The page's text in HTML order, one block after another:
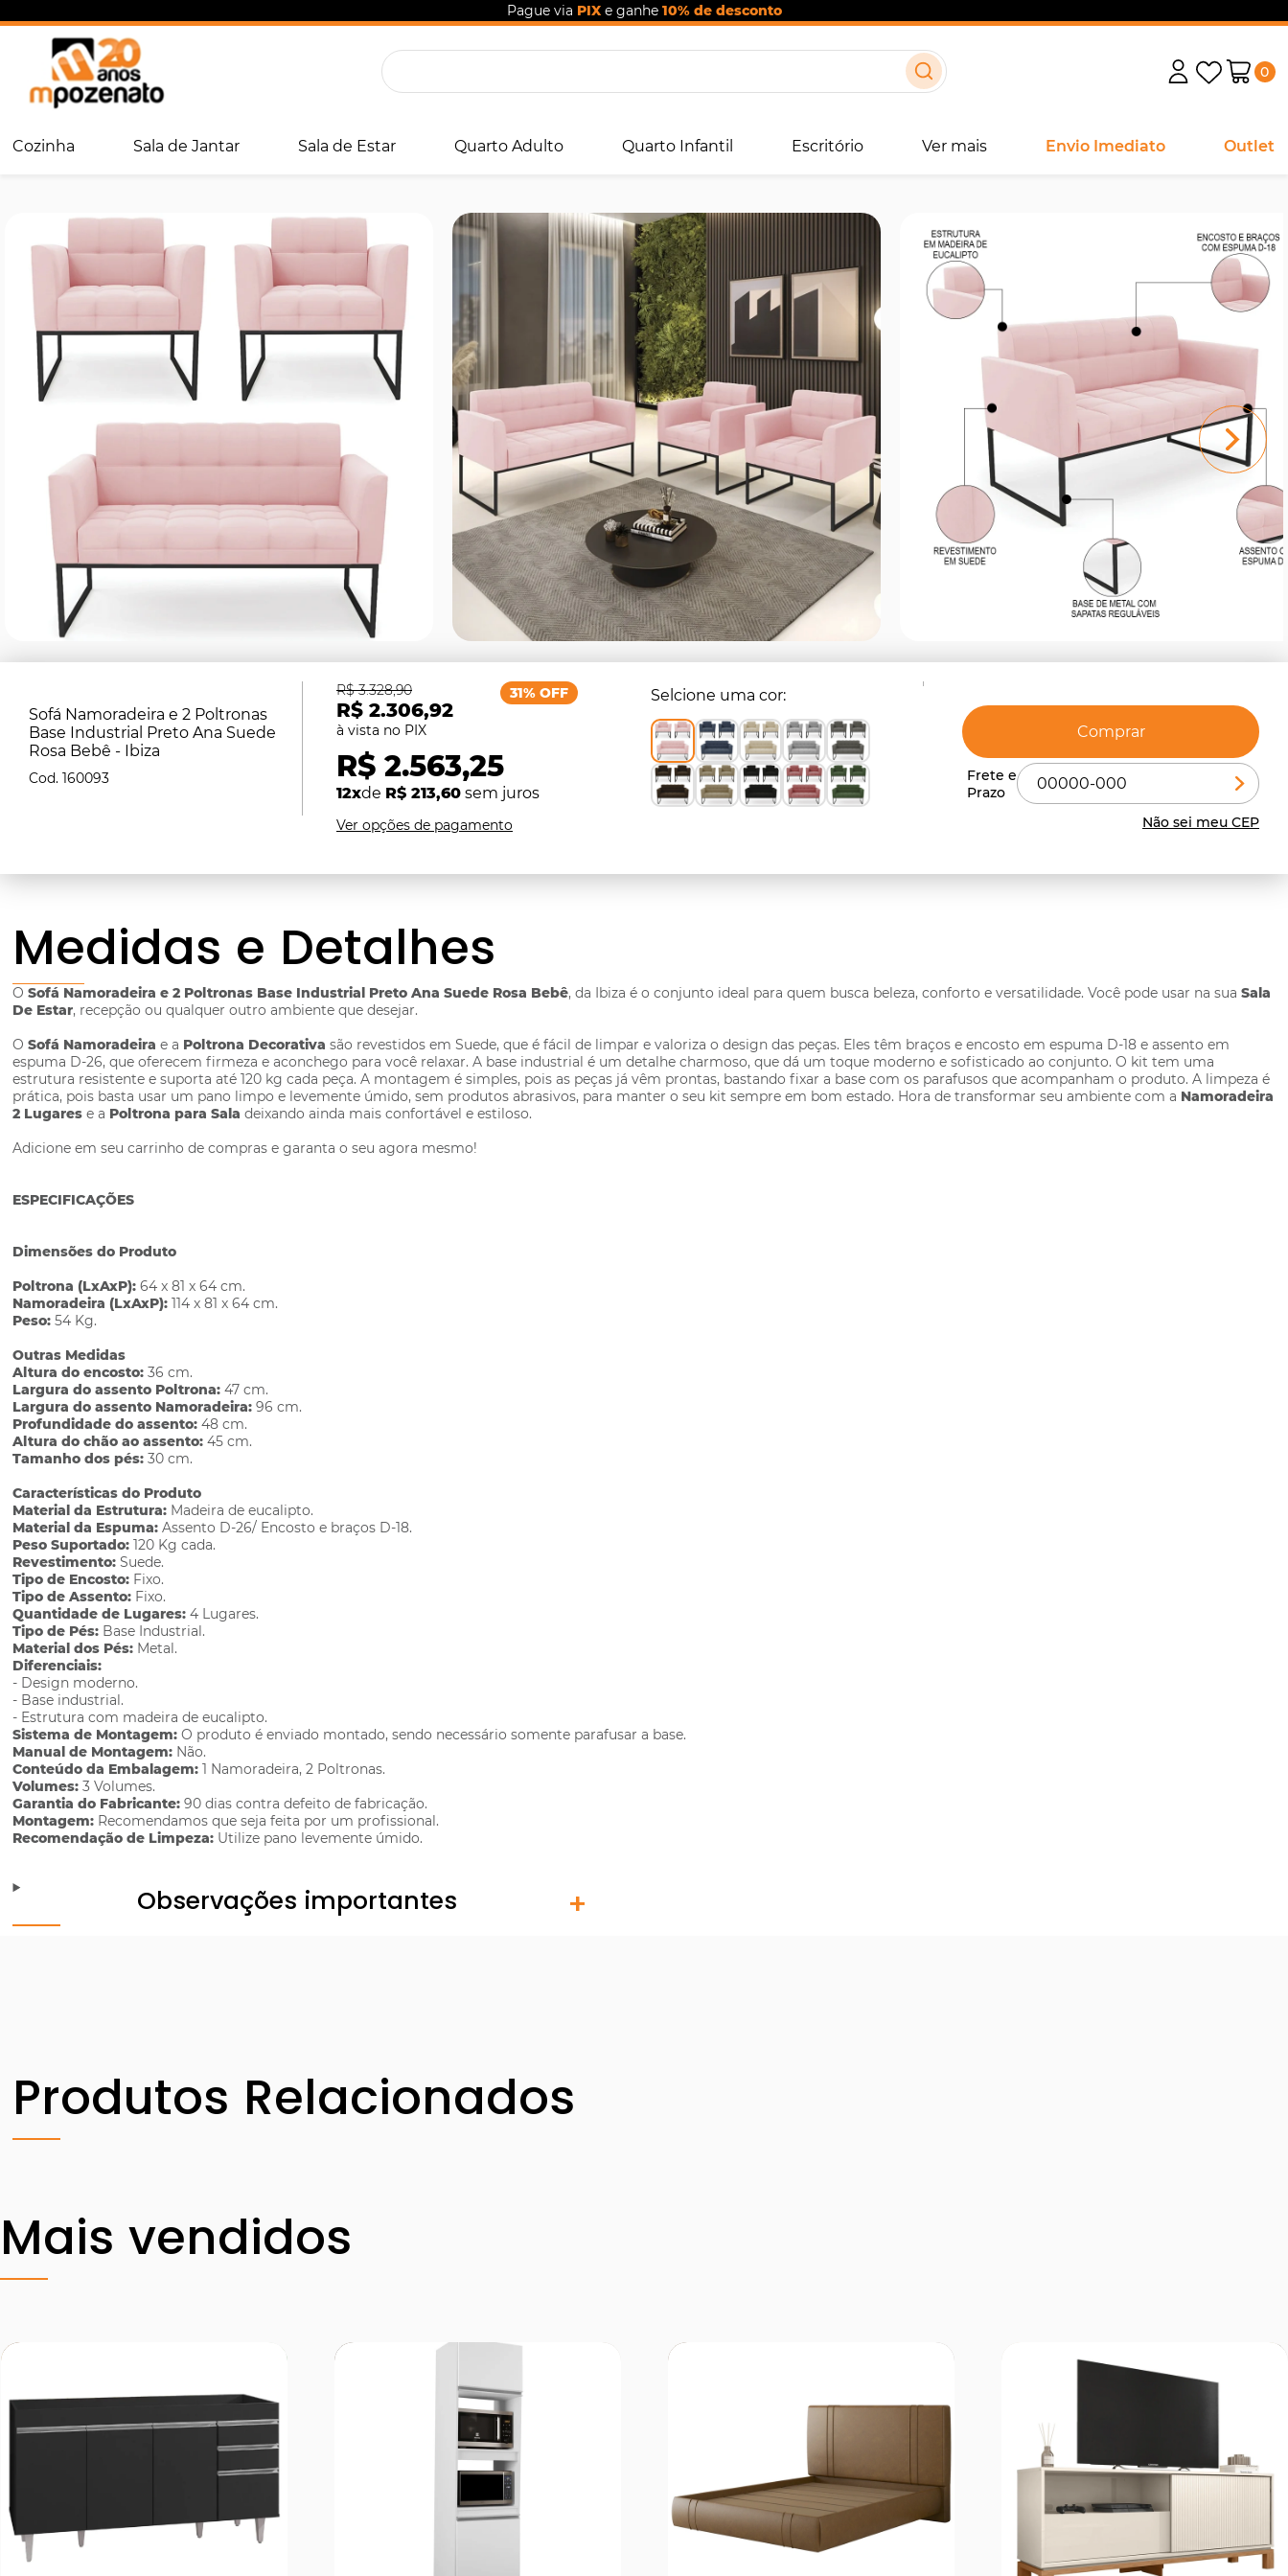
Pague via PIXe ganhe 10% de desconto
0
Cozinha Sala de Jantar Sala de Estar Quarto Adulto Quarto Infantil Escritório Ver mais Envio Imediato Outlet
Sofá Namoradeira e 2 Poltronas
Base Industrial Preto Ana Suede
Rosa Bebê - Ibiza
160093
R$ 2.306,92
R$ 3.328,90
R$ 2.563,25
12xde R$ 213,60 sem juros
31% OFF
Ver opções de pagamento
Selcione uma cor
Comprar
Não sei meu CEP
Medidas e Detalhes
OSofá Namoradeira e 2 Poltronas Base Industrial Preto Ana Suede Rosa Bebê, da Ibiza é o conjunto ideal para quem busca beleza, conforto e versatilidade. Você pode usar na suaSala
De Estar, recepção ou qualquer outro ambiente que desejar.
OSofá Namoradeira e a Poltrona Decorativa são revestidos em Suede, que é fácil de limpar e valoriza o design das peças. Eles têm braços e encosto em espuma D-18 e assento em
espuma D-26, que oferecem firmeza e aconchego para você relaxar. A base industrial é um detalhe charmoso, que dá um toque moderno e sofisticado ao conjunto. O kit tem uma
estrutura resistente e suporta até 120 kg cada peça. A montagem é simples, pois as peças já vêm prontas, bastando fixar a base com os parafusos que acompanham o produto. A limpeza é
prática, pois basta usar um pano limpo e levemente úmido, sem produtos abrasivos, para manter o seu kit sempre em bom estado. Hora de transformar seu ambiente com a Namoradeira
2 Lugares e a Poltrona para Sala deixando ainda mais confortável e estiloso.
Adicione em seu carrinho de compras e garanta o seu agora mesmo!
ESPECIFICAÇÕES
Dimensões do Produto
Poltrona (LxAxP): 64 x 81 x 64 cm.
Namoradeira (LxAxP): 114 x 81 x 64 cm.
Peso: 54 Kg.
Outras Medidas
Altura do encosto: 36 cm.
Largura do assento Poltrona: 47 cm.
Largura do assento Namoradeira: 96 cm.
Profundidade do assento: 48 cm.
Altura do chão ao assento: 45 cm.
Tamanho dos pés: 30 cm.
Características do Produto
Material da Estrutura: Madeira de eucalipto.
Material da Espuma: Assento D-26/ Encosto e braços D-18.
Peso Suportado: 120 Kg cada.
Revestimento: Suede.
Tipo de Encosto: Fixo.
Tipo de Assento: Fixo.
Quantidade de Lugares: 4 Lugares.
Tipo de Pés: Base Industrial.
Material dos Pés: Metal.
Diferenciais:
- Design moderno.
- Base industrial.
- Estrutura com madeira de eucalipto.
Sistema de Montagem: O produto é enviado montado, sendo necessário somente parafusar a base.
Manual de Montagem: Não.
Conteúdo da Embalagem: 1 Namoradeira, 2 Poltronas.
Volumes: 3 Volumes.
Garantia do Fabricante: 90 dias contra defeito de fabricação.
Montagem: Recomendamos que seja feita por um profissional.
Recomendação de Limpeza: Utilize pano levemente úmido.
Observações importantes
Produtos Relacionados
Mais vendidos